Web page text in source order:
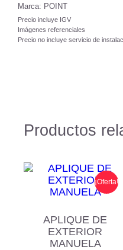
Marca: POINT
Precio incluye IGV
Imágenes referenciales
Precio no incluye servicio de
Productos
¡Oferta!
APLIQUE DE
EXTERIOR
MANUELA